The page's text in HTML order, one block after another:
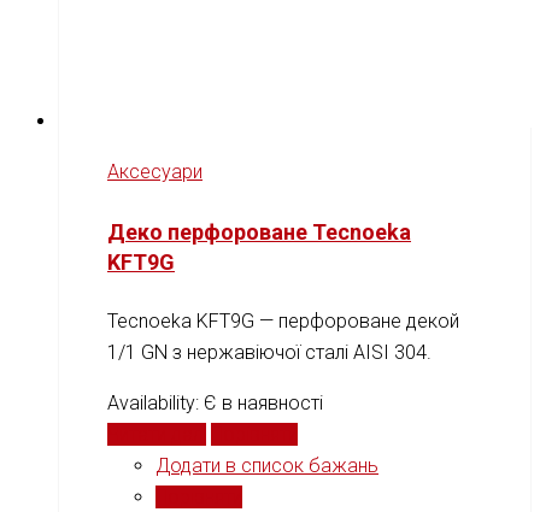
Аксесуари
Деко перфороване Tecnoeka
KFT9G
Tecnoeka KFT9G — перфороване декой
1/1 GN з нержавіючої сталі AISI 304.
Availability: Є в наявності
Додати в список бажань